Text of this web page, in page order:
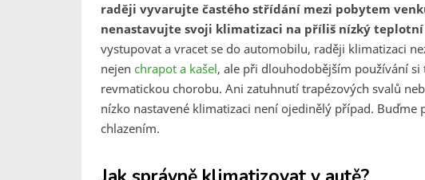
raději vyvarujte častého střídání mezi pobytem
nenastavujte svoji klimatizaci na příliš nízký
vystupovat a vracet se do automobilu, raději klimatizaci
nejen chrapot a kašel, ale při dlouhodobějším používání
revmatickou chorobu. Ani zatuhnutí trapézových svalů
nízko nastavené klimatizaci není ojedinělý případ. Buďme
chlazením.